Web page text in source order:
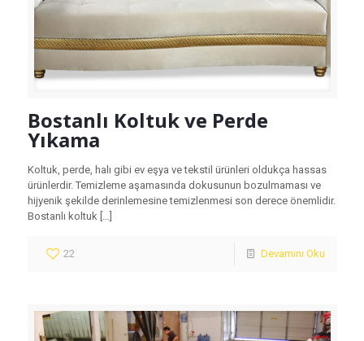
Bostanlı Koltuk ve Perde
Yıkama
Koltuk, perde, halı gibi ev eşya ve tekstil ürünleri oldukça hassas
ürünlerdir. Temizleme aşamasında dokusunun bozulmaması ve
hijyenik şekilde derinlemesine temizlenmesi son derece önemlidir.
Bostanlı koltuk […]
22 Devamını Oku